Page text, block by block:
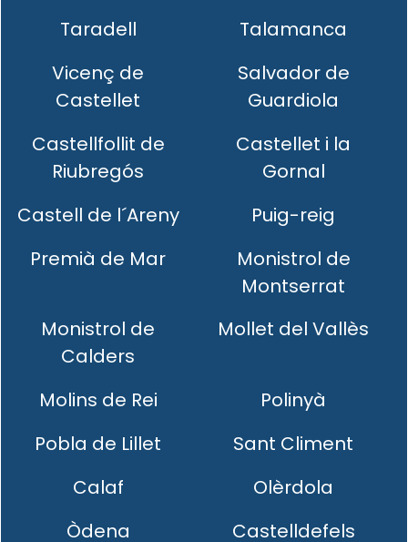
Taradell
Talamanca
Vicenç de
Castellet
Salvador de
Guardiola
Castellfollit de
Riubregós
Castellet i la
Gornal
Castell de l´Areny
Puig-reig
Premià de Mar
Monistrol de
Montserrat
Monistrol de
Calders
Mollet del Vallès
Molins de Rei
Polinyà
Pobla de Lillet
Sant Climent
Calaf
Olèrdola
Òdena
Castelldefels